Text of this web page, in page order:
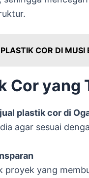
COR DI
Cor yang
jual plastik cor di
agar sesuai
proyek yang